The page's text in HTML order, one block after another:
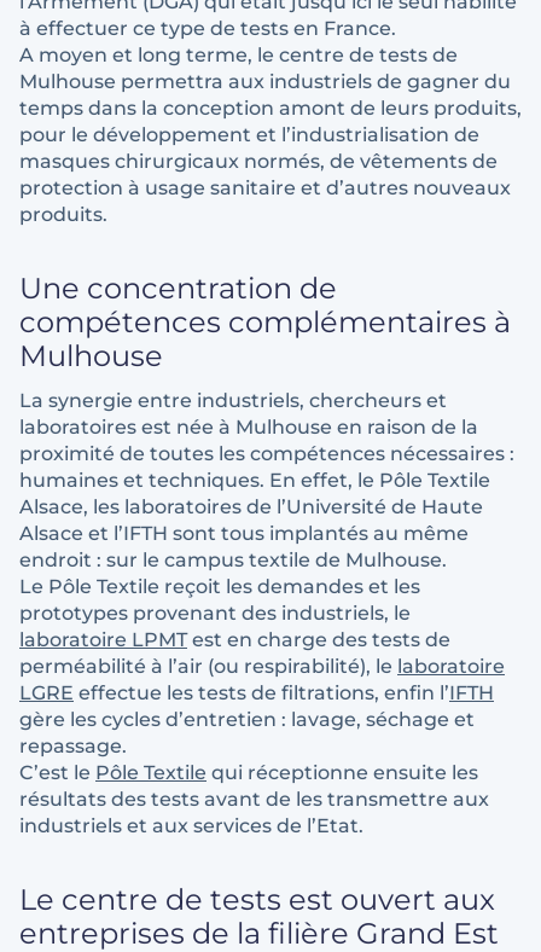
à effectuer ce type de tests en France.
A moyen et long terme, le centre de tests de
Mulhouse permettra aux industriels de gagner du
temps dans la conception amont de leurs produits,
pour le développement et l’industrialisation de
masques chirurgicaux normés, de vêtements de
protection à usage sanitaire et d’autres nouveaux
produits.
Une concentration de
compétences complémentaires à
Mulhouse
La synergie entre industriels, chercheurs et
laboratoires est née à Mulhouse en raison de la
proximité de toutes les compétences nécessaires :
humaines et techniques. En effet, le Pôle Textile
Alsace, les laboratoires de l’Université de Haute
Alsace et l’IFTH sont tous implantés au même
endroit : sur le campus textile de Mulhouse.
Le Pôle Textile reçoit les demandes et les
prototypes provenant des industriels, le
laboratoire LPMTest en charge des tests de
perméabilité à l’air (ou respirabilité), le laboratoire
LGRE effectue les tests de filtrations, enfin l’IFTH
gère les cycles d’entretien : lavage, séchage et
repassage.
C’est le Pôle Textile qui réceptionne ensuite les
résultats des tests avant de les transmettre aux
industriels et aux services de l’Etat.
Le centre de tests est ouvert aux
entreprises de la filière Grand Est